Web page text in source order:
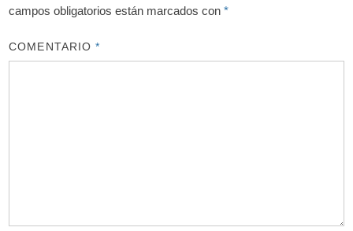
campos obligatorios están marcados con*
COMENTARIO*